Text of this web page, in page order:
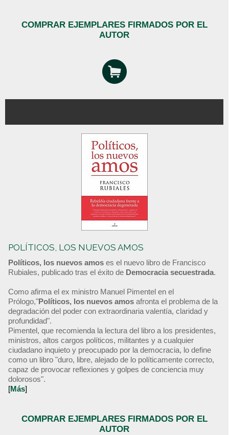
COMPRAR EJEMPLARES FIRMADOS POR EL
AUTOR
POLÍTICOS, LOS NUEVOS AMOS
Políticos, los nuevos amos es el nuevo libro de Francisco
Rubiales, publicado tras el éxito de Democracia secuestrada.
Como afirma el ex ministro Manuel Pimentel en el
Prólogo,"Políticos, los nuevos amos afronta el problema de la
degradación del poder con extraordinaria valentía, claridad y
profundidad".
Pimentel, que recomienda la lectura del libro a los presidentes,
ministros, altos cargos políticos, militantes y a cualquier
ciudadano inquieto y preocupado por la democracia, lo define
como un libro "duro, libre, alejado de lo políticamente correcto,
capaz de provocar reflexiones y golpes de conciencia muy
dolorosos".
[Más]
COMPRAR EJEMPLARES FIRMADOS POR EL
AUTOR